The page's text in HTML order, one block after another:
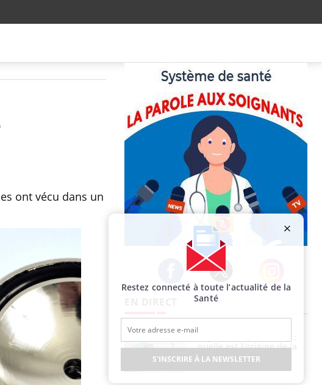
ont vécu dans un
Facebook Twitter Instagram
Le smartphone nuit-il à
l'apprentissage de la
lecture ?
quelle est l’origine de la
contamination ?
Restez connecté à toute l’actualité de la
Santé
S'INSCRIRE À LA NEWSLETTER